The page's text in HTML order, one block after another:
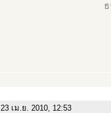
23 เม.ย. 2010, 12:53